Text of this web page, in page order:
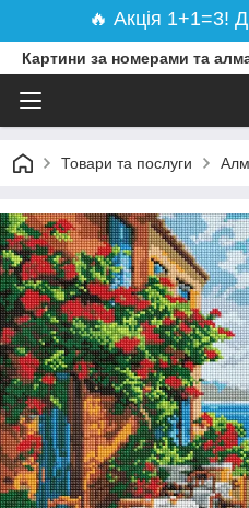
🔥 Акція 1+1=3!
Картини за номерами та
Товари та послуги